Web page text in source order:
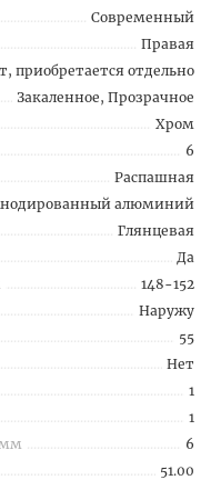
Современный
Правая
приобретается отдельно
Закаленное, Прозрачное
Хром
6
Распашная
алюминий
Глянцевая
Да
148-152
Наружу
55
Нет
1
1
мм
6
51.00